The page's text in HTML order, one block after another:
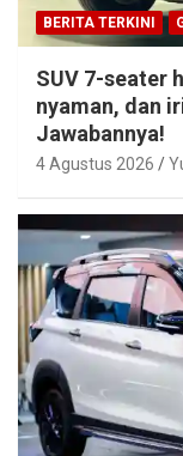
BERITA TERKINI
SUV 7-seater
nyaman, dan
Jawabannya!
4 Agustus 2026